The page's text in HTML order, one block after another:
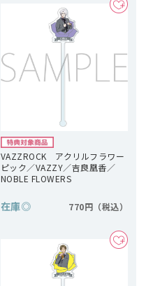
VAZZROCK アクリルフラワー
ピック／VAZZY／吉良凰香／
NOBLE FLOWERS
在庫◎ 770円